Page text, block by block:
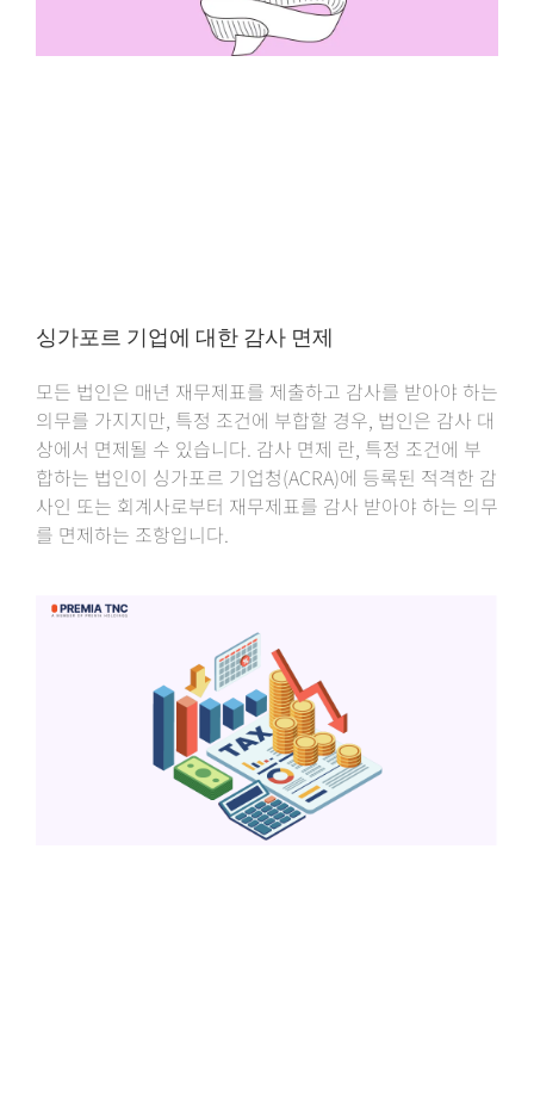
싱가포르 기업에 대한 감사 면제
모든 법인은 매년 재무제표를 제출하고 감사를 받아야 하는
의무를 가지지만, 특정 조건에 부합할 경우, 법인은 감사 대
상에서 면제될 수 있습니다. 감사 면제 란, 특정 조건에 부
합하는 법인이 싱가포르 기업청(ACRA)에 등록된 적격한 감
사인 또는 회계사로부터 재무제표를 감사 받아야 하는 의무
를 면제하는 조항입니다.